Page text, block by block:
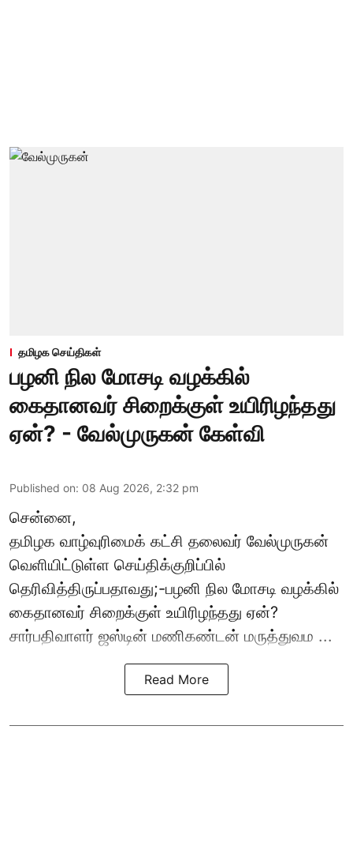
தமிழக செய்திகள்
பழனி நில மோசடி வழக்கில்
கைதானவர் சிறைக்குள் உயிரிழந்தது
ஏன்? - வேல்முருகன் கேள்வி
Published on: 08 Aug 2026, 2:32 pm
சென்னை,
தமிழக வாழ்வுரிமைக் கட்சி தலைவர் வேல்முருகன்
வெளியிட்டுள்ள செய்திக்குறிப்பில்
தெரிவித்திருப்பதாவது;-பழனி நில மோசடி வழக்கில்
கைதானவர் சிறைக்குள் உயிரிழந்தது ஏன்?
சார்பதிவாளர் ஜஸ்டின் மணிகண்டன் மருத்துவம ...
Read More